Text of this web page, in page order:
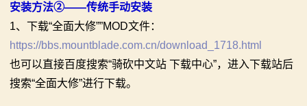
安装方法②——传统手动安装
1、下载“全面大修””MOD文件：
https://bbs.mountblade.com.cn/download_1718.html
也可以直接百度搜索“骑砍中文站 下载中心”，进入下载站后
搜索“全面大修”进行下载。